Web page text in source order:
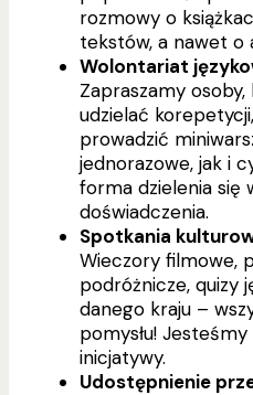
rozmowy o
tekstów, a nawet o
Wolontariat
Zapraszamy
udzielać
prowadzić
jednorazowe, jak i
forma dzielenia się
doświadczenia.
Spotkania
Wieczory filmowe,
podróżnicze, quizy
danego kraju –
pomysłu!
inicjatywy.
Udostępnienie